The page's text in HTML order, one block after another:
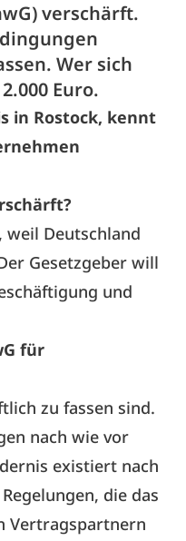
verschärft.
Wer sich
Euro.
in Rostock, kennt
weil Deutschland
Gesetzgeber will
und
für
zu fassen sind.
nach wie vor
existiert nach
die das
Vertragspartnern